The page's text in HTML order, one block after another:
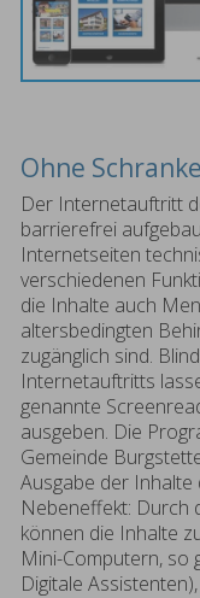
Ohne
Der Internetauftritt
barrierefrei
Internetseiten
verschiedenen
die Inhalte auch
altersbedingten
zugänglich sind.
Internetauftritts
genannte
ausgeben. Die
Gemeinde
Ausgabe der Inhalte
Nebeneffekt: Durch
können die Inhalte
Mini-Computern, so
Digitale